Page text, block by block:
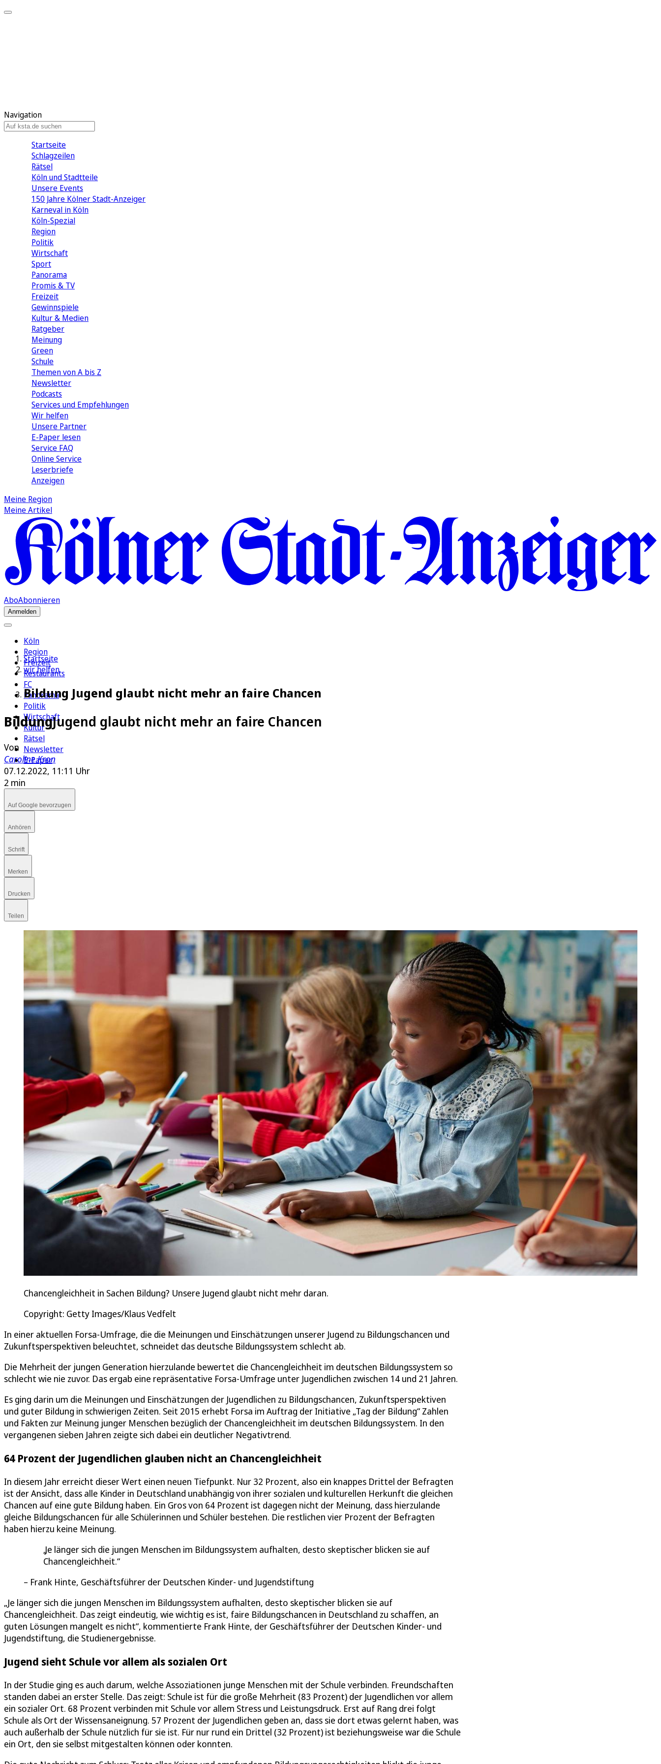
Navigation
Startseite
Schlagzeilen
Rätsel
Köln und Stadtteile
Unsere Events
150 Jahre Kölner Stadt-Anzeiger
Karneval in Köln
Köln-Spezial
Region
Politik
Wirtschaft
Sport
Panorama
Promis & TV
Freizeit
Gewinnspiele
Kultur & Medien
Ratgeber
Meinung
Green
Schule
Themen von A bis Z
Newsletter
Podcasts
Services und Empfehlungen
Wir helfen
Unsere Partner
E-Paper lesen
Service FAQ
Online Service
Leserbriefe
Anzeigen
Meine Region
Meine Artikel
AboAbonnieren
Anmelden
Köln
Region
Freizeit
Restaurants
FC
Panorama
Politik
Wirtschaft
Kultur
Rätsel
Newsletter
E-Paper
Startseite
wir helfen
Bildung Jugend glaubt nicht mehr an faire Chancen
BildungJugend glaubt nicht mehr an faire Chancen
Von
Caroline Kron
07.12.2022, 11:11 Uhr
2 min
Auf Google bevorzugen
Anhören
Schrift
Merken
Drucken
Teilen
Chancengleichheit in Sachen Bildung? Unsere Jugend glaubt nicht mehr daran.
Copyright: Getty Images/Klaus Vedfelt
In einer aktuellen Forsa-Umfrage, die die Meinungen und Einschätzungen unserer Jugend zu Bildungschancen und
Zukunftsperspektiven beleuchtet, schneidet das deutsche Bildungssystem schlecht ab.
Die Mehrheit der jungen Generation hierzulande bewertet die Chancengleichheit im deutschen Bildungssystem so
schlecht wie nie zuvor. Das ergab eine repräsentative Forsa-Umfrage unter Jugendlichen zwischen 14 und 21 Jahren.
Es ging darin um die Meinungen und Einschätzungen der Jugendlichen zu Bildungschancen, Zukunftsperspektiven
und guter Bildung in schwierigen Zeiten. Seit 2015 erhebt Forsa im Auftrag der Initiative „Tag der Bildung“ Zahlen
und Fakten zur Meinung junger Menschen bezüglich der Chancengleichheit im deutschen Bildungssystem. In den
vergangenen sieben Jahren zeigte sich dabei ein deutlicher Negativtrend.
64 Prozent der Jugendlichen glauben nicht an Chancengleichheit
In diesem Jahr erreicht dieser Wert einen neuen Tiefpunkt. Nur 32 Prozent, also ein knappes Drittel der Befragten
ist der Ansicht, dass alle Kinder in Deutschland unabhängig von ihrer sozialen und kulturellen Herkunft die gleichen
Chancen auf eine gute Bildung haben. Ein Gros von 64 Prozent ist dagegen nicht der Meinung, dass hierzulande
gleiche Bildungschancen für alle Schülerinnen und Schüler bestehen. Die restlichen vier Prozent der Befragten
haben hierzu keine Meinung.
Je länger sich die jungen Menschen im Bildungssystem aufhalten, desto skeptischer blicken sie auf
Chancengleichheit.
Frank Hinte, Geschäftsführer der Deutschen Kinder- und Jugendstiftung
„Je länger sich die jungen Menschen im Bildungssystem aufhalten, desto skeptischer blicken sie auf
Chancengleichheit. Das zeigt eindeutig, wie wichtig es ist, faire Bildungschancen in Deutschland zu schaffen, an
guten Lösungen mangelt es nicht“, kommentierte Frank Hinte, der Geschäftsführer der Deutschen Kinder- und
Jugendstiftung, die Studienergebnisse.
Jugend sieht Schule vor allem als sozialen Ort
In der Studie ging es auch darum, welche Assoziationen junge Menschen mit der Schule verbinden. Freundschaften
standen dabei an erster Stelle. Das zeigt: Schule ist für die große Mehrheit (83 Prozent) der Jugendlichen vor allem
ein sozialer Ort. 68 Prozent verbinden mit Schule vor allem Stress und Leistungsdruck. Erst auf Rang drei folgt
Schule als Ort der Wissensaneignung. 57 Prozent der Jugendlichen geben an, dass sie dort etwas gelernt haben, was
auch außerhalb der Schule nützlich für sie ist. Für nur rund ein Drittel (32 Prozent) ist beziehungsweise war die Schule
ein Ort, den sie selbst mitgestalten können oder konnten.